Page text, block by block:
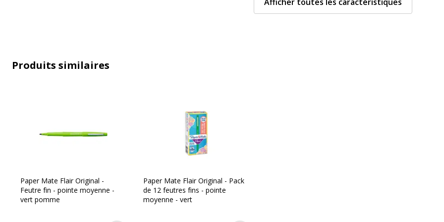
Caractéristiques techniques
Couleur d'écriture Vert
Moyen
Fonctionnalités
Antichoc
Capuchon à la couleur de l'encre
Produits similaires
Paper Mate Flair Original -
Feutre fin - pointe moyenne -
vert pomme
Paper Mate Flair Original - Pack
de 12 feutres fins - pointe
moyenne - vert